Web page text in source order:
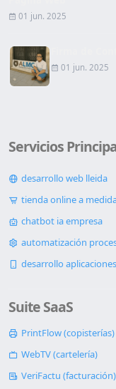
01 jun. 2025
01 jun. 2025
Servicios
desarrollo web lleida
tienda online a
chatbot ia empresa
automatización
desarrollo
Suite SaaS
PrintFlow (copisterías)
WebTV (cartelería)
VeriFactu (facturación)